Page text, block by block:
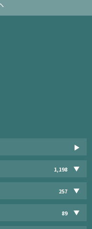
1,198
257
89